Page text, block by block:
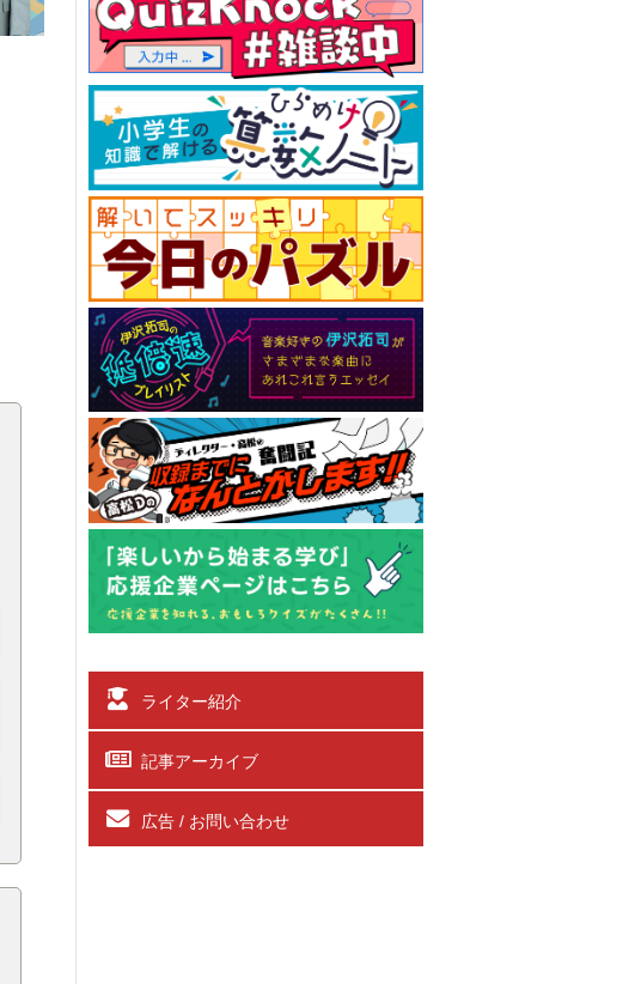
ライター紹介
記事アーカイブ
広告 / お問い合わせ